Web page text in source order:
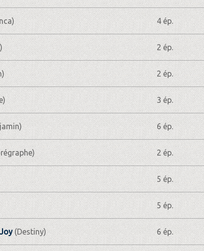
4 ép.
2 ép.
2 ép.
3 ép.
6 ép.
2 ép.
5 ép.
5 ép.
(Destiny) 6 ép.